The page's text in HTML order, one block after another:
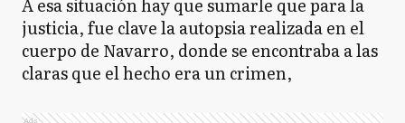
A esa situación hay que sumarle que para la
justicia, fue clave la autopsia realizada en el
cuerpo de Navarro, donde se encontraba a las
claras que el hecho era un crimen,
Ads